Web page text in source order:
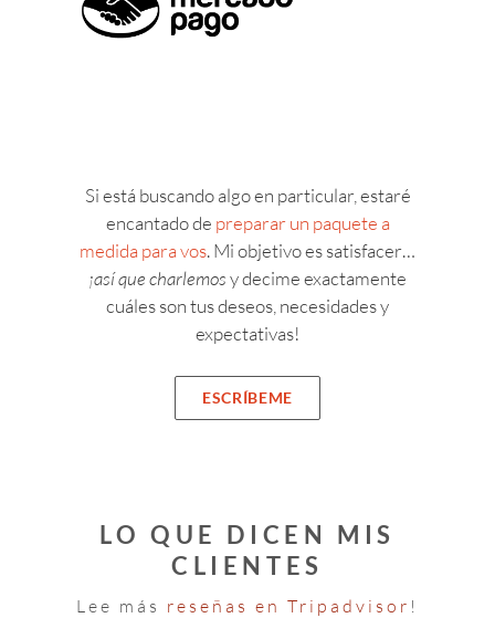
Si está buscando algo en particular, estaré
encantado de preparar un paquete a
medida para vos. Mi objetivo es satisfacer…
¡así que charlemosy decime exactamente
cuáles son tus deseos, necesidades y
expectativas!
ESCRÍBEME
LO QUE DICEN MIS
CLIENTES
Lee más reseñas en Tripadvisor !